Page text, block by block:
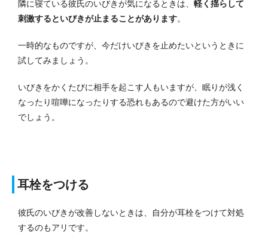
隣に寝ている彼氏のいびきが気になるときは、 軽く揺らして
刺激するといびきが止まることがあります。
一時的なものですが、今だけいびきを止めたいというときに
試してみましょう。
いびきをかくたびに相手を起こす人もいますが、眠りが浅く
なったり喧嘩になったりする恐れもあるので避けた方がいい
でしょう。
耳栓をつける
彼氏のいびきが改善しないときは、自分が耳栓をつけて対処
するのもアリです。